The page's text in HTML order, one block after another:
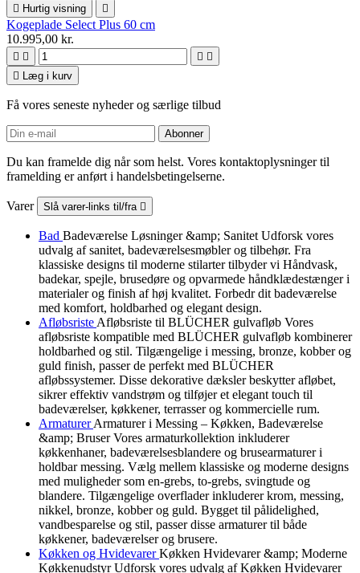
 Hurtig visning 
Kogeplade Select Plus 60 cm
10.995,00 kr.
   

Læg i kurv
Få vores seneste nyheder og særlige tilbud
Du kan framelde dig når som helst. Vores kontaktoplysninger til
framelding er anført i handelsbetingelserne.
Varer Slå varer-links til/fra 
Bad Badeværelse Løsninger &amp; Sanitet Udforsk vores
udvalg af sanitet, badeværelsesmøbler og tilbehør. Fra
klassiske designs til moderne stilarter tilbyder vi Håndvask,
badekar, spejle, brusedøre og opvarmede håndklædestænger i
materialer og finish af høj kvalitet. Forbedr dit badeværelse
med komfort, holdbarhed og elegant design.
Afløbsriste Afløbsriste til BLÜCHER gulvafløb Vores
afløbsriste kompatible med BLÜCHER gulvafløb kombinerer
holdbarhed og stil. Tilgængelige i messing, bronze, kobber og
guld finish, passer de perfekt med BLÜCHER
afløbssystemer. Disse dekorative dæksler beskytter afløbet,
sikrer effektiv vandstrøm og tilføjer et elegant touch til
badeværelser, køkkener, terrasser og kommercielle rum.
ArmaturerArmaturer i Messing – Køkken, Badeværelse
&amp; Bruser Vores armaturkollektion inkluderer
køkkenhaner, badeværelsesblandere og brusearmaturer i
holdbar messing. Vælg mellem klassiske og moderne designs
med muligheder som en-grebs, to-grebs, svingtude og
blandere. Tilgængelige overflader inkluderer krom, messing,
nikkel, bronze, kobber og guld. Bygget til pålidelighed,
vandbesparelse og stil, passer disse armaturer til både
køkkener, badeværelser og brusere.
Køkken og HvidevarerKøkken Hvidevarer &amp; Moderne
Køkkenudstyr Udforsk vores udvalg af Køkken Hvidevarer